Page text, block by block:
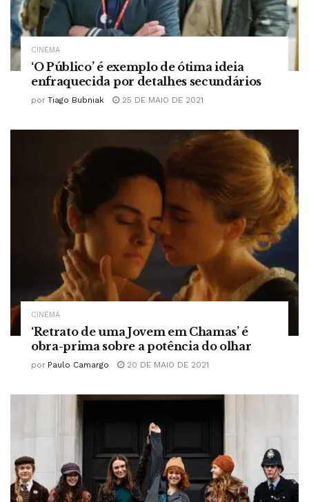
CINEMA
‘O Público’ é exemplo de ótima ideia
enfraquecida por detalhes secundários
por Tiago Bubniak 25 DE MAIO DE 2021
CINEMA
‘Retrato de uma Jovem em Chamas’ é
obra-prima sobre a potência do olhar
por Paulo Camargo 20 DE MAIO DE 2021